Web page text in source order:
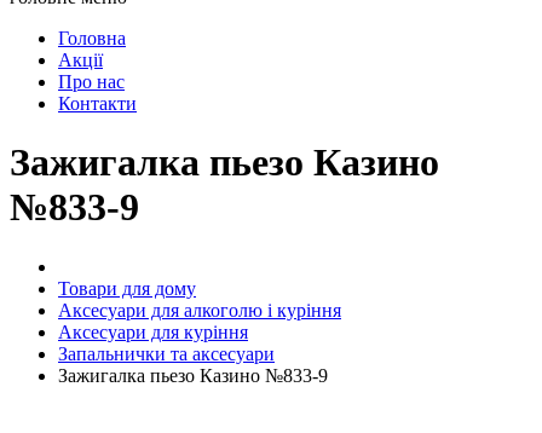
Головна
Акції
Про нас
Контакти
Зажигалка пьезо Казино
№833-9
Товари для дому
Аксесуари для алкоголю і куріння
Аксесуари для куріння
Запальнички та аксесуари
Зажигалка пьезо Казино №833-9